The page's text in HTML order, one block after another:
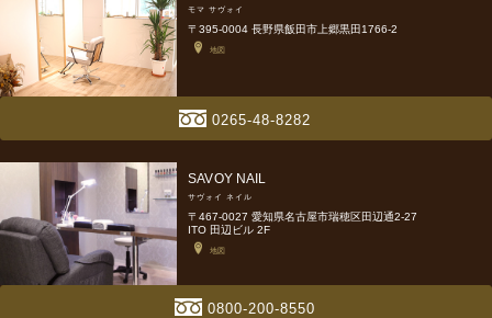
モマ サヴォイ
〒395-0004 長野県飯田市上郷黒田1766-2
地図
0265-48-8282
SAVOY NAIL
サヴォイ ネイル
〒467-0027 愛知県名古屋市瑞穂区田辺通2-27
ITO 田辺ビル 2F
地図
0800-200-8550